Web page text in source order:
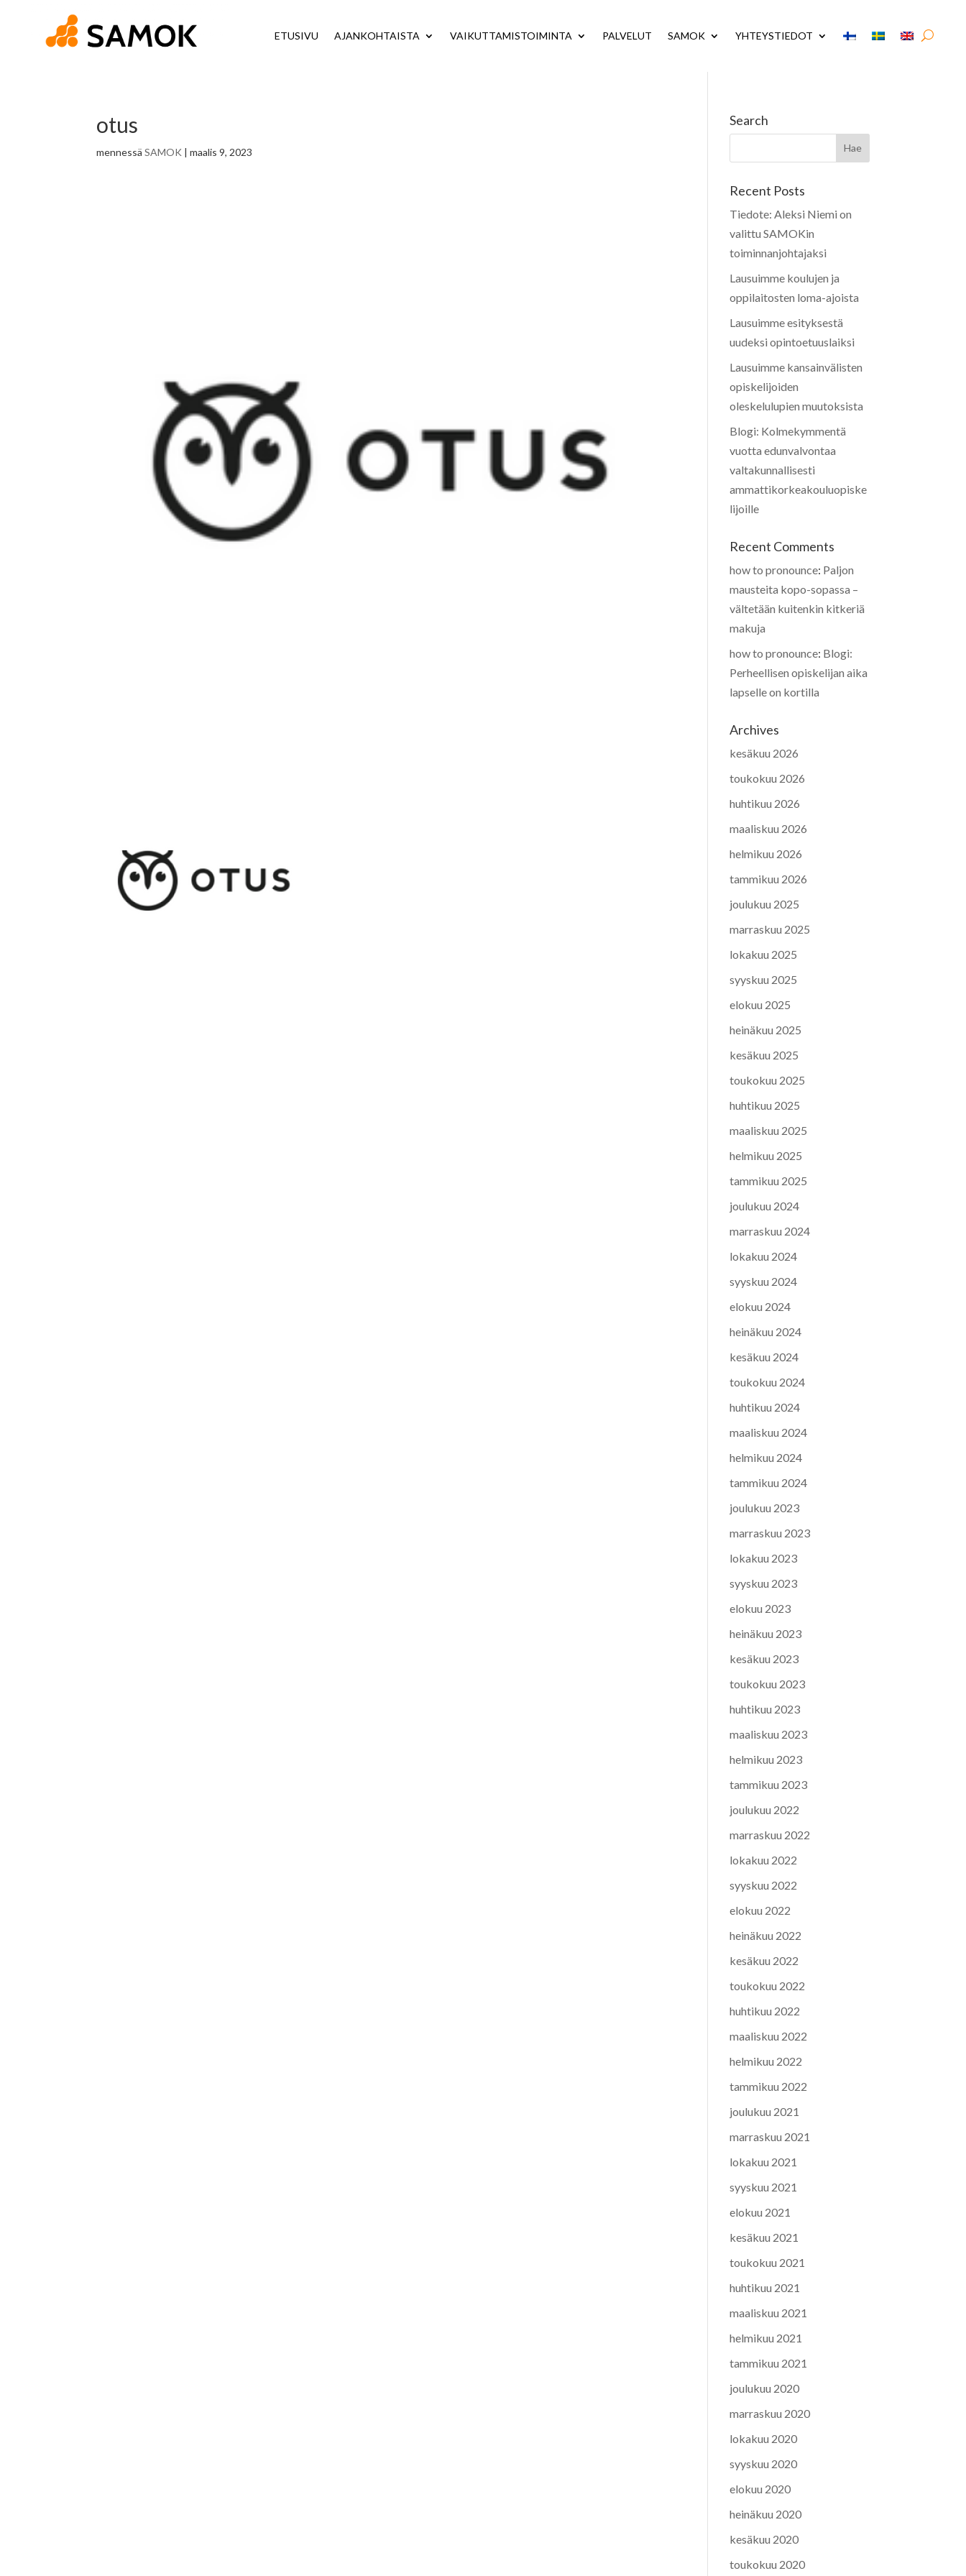
ETUSIVU AJANKOHTAISTA VAIKUTTAMISTOIMINTA PALVELUT SAMOK YHTEYSTIEDOT
otus
mennessäSAMOK |maalis 9, 2023
Search
Recent Posts
Tiedote: Aleksi Niemi on
valittu SAMOKin
toiminnanjohtajaksi
Lausuimme koulujen ja
oppilaitosten loma-ajoista
Lausuimme esityksestä
uudeksi opintoetuuslaiksi
Lausuimme kansainvälisten
opiskelijoiden
oleskelulupien muutoksista
Blogi: Kolmekymmentä
vuotta edunvalvontaa
valtakunnallisesti
ammattikorkeakouluopiske
lijoille
Recent Comments
how to pronounce: Paljon
mausteita kopo-sopassa –
vältetään kuitenkin kitkeriä
makuja
how to pronounce: Blogi:
Perheellisen opiskelijan aika
lapselle on kortilla
Archives
kesäkuu 2026
toukokuu 2026
huhtikuu 2026
maaliskuu 2026
helmikuu 2026
tammikuu 2026
joulukuu 2025
marraskuu 2025
lokakuu 2025
syyskuu 2025
elokuu 2025
heinäkuu 2025
kesäkuu 2025
toukokuu 2025
huhtikuu 2025
maaliskuu 2025
helmikuu 2025
tammikuu 2025
joulukuu 2024
marraskuu 2024
lokakuu 2024
syyskuu 2024
elokuu 2024
heinäkuu 2024
kesäkuu 2024
toukokuu 2024
huhtikuu 2024
maaliskuu 2024
helmikuu 2024
tammikuu 2024
joulukuu 2023
marraskuu 2023
lokakuu 2023
syyskuu 2023
elokuu 2023
heinäkuu 2023
kesäkuu 2023
toukokuu 2023
huhtikuu 2023
maaliskuu 2023
helmikuu 2023
tammikuu 2023
joulukuu 2022
marraskuu 2022
lokakuu 2022
syyskuu 2022
elokuu 2022
heinäkuu 2022
kesäkuu 2022
toukokuu 2022
huhtikuu 2022
maaliskuu 2022
helmikuu 2022
tammikuu 2022
joulukuu 2021
marraskuu 2021
lokakuu 2021
syyskuu 2021
elokuu 2021
kesäkuu 2021
toukokuu 2021
huhtikuu 2021
maaliskuu 2021
helmikuu 2021
tammikuu 2021
joulukuu 2020
marraskuu 2020
lokakuu 2020
syyskuu 2020
elokuu 2020
heinäkuu 2020
kesäkuu 2020
toukokuu 2020